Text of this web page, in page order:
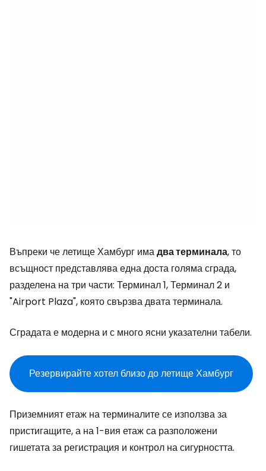
Въпреки че летище Хамбург имадва терминала, то
всъщност представлява една доста голяма сграда,
разделена на три части: Терминал 1, Терминал 2 и
"Airport Plaza", която свързва двата терминала.
Сградата е модерна и с много ясни указателни табели.
Резервирайте хотел близо до летище Хамбург
Приземният етаж на терминалите се използва за
пристигащите, а на 1-вия етаж са разположени
гишетата за регистрация и контрол на сигурността.